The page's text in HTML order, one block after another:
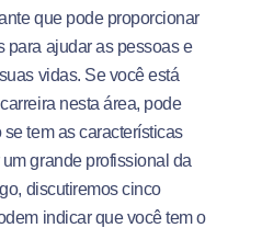
que pode proporcionar
para ajudar as pessoas e
vidas. Se você está
nesta área, pode
tem as características
grande profissional da
discutiremos cinco
indicar que você tem o